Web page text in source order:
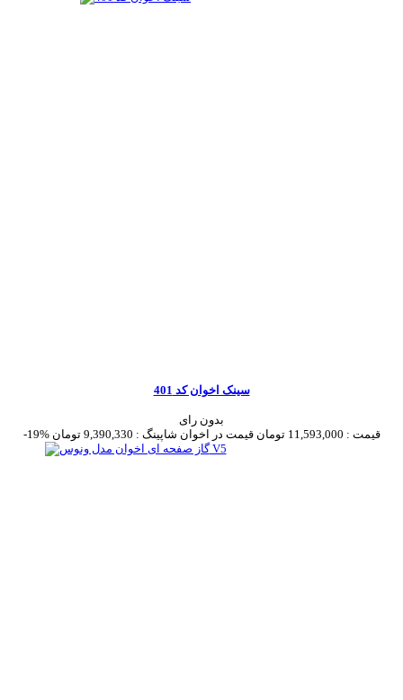
سینک اخوان کد 401
بدون رای
-19%
قیمت : 11,593,000 تومان قیمت در اخوان شاپینگ : 9,390,330 تومان